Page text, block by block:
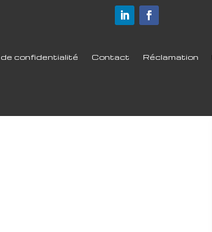
de confidentialité Contact Réclamation